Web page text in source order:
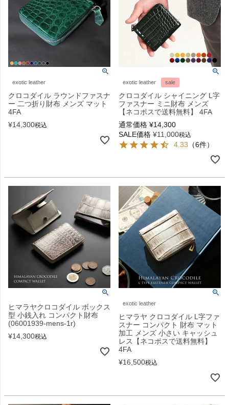
exotic leather
クロコダイル ラウンドファスナ
ー 二つ折り財布 メンズ マット
4FA
¥14,300税込
exotic leather sale
クロコダイル シャイニング L字
ファスナー ミニ財布 メンズ
【ネコポスで送料無料】 4FA
通常価格 ¥14,300
SALE価格 ¥11,000税込
4.33 （6件）
ヒマラヤクロコダイル ボックス
型 小銭入れ コンパクト財布
(06001939-mens-1r)
¥14,300税込
exotic leather
ヒマラヤ クロコダイル L字ファ
スナー コンパクト 財布 マット
加工 メンズ 小さい キャッシュ
レス【ネコポスで送料無料】
4FA
¥16,500税込